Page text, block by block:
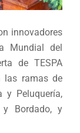
innovadores
Mundial del
de TESPA
las ramas de
y Peluquería,
y Bordado, y